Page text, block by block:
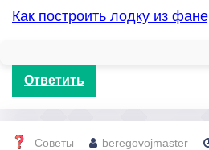
Как построить лодку из
Ответить
Советы beregovojmaster